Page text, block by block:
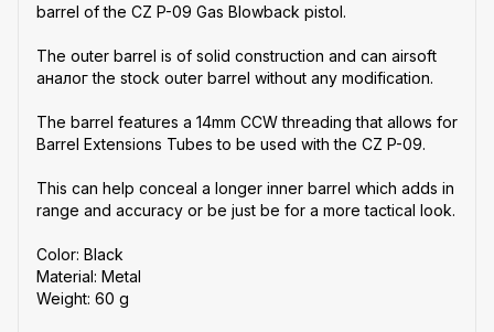
barrel of the CZ P-09 Gas Blowback pistol.
The outer barrel is of solid construction and can airsoft
аналог the stock outer barrel without any modification.
The barrel features a 14mm CCW threading that allows for
Barrel Extensions Tubes to be used with the CZ P-09.
This can help conceal a longer inner barrel which adds in
range and accuracy or be just be for a more tactical look.
Color: Black
Material: Metal
Weight: 60 g